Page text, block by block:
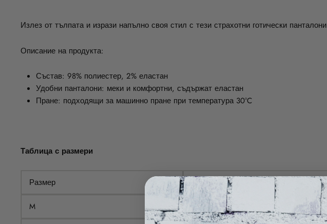
Излез от тълпата и изрази напълно своя стил с тези страхотни готически панталони
Описание на продукта:
Състав: 98% полиестер, 2% еластан
Удобни панталони: меки и комфортни, съдържат еластан
Пране: подходящи за машинно пране при температура 30°C
Таблица с размери
Размер Талия
M 68